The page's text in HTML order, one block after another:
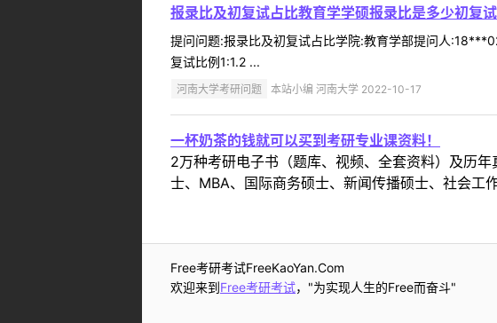
报录比及初复试占比教育学学硕报录比是多少初复
提问问题:报录比及初复试占比学院:教育学部提问人
复试比例1:1.2 ...
河南大学考研问题 本站小编 河南大学 2022-10-17
一杯奶茶的钱就可以买到考研专业课资料！
2万种考研电子书（题库、视频、全套资料）及历
士、MBA、国际商务硕士、新闻传播硕士、社会工
Free考研考试FreeKaoYan.Com
欢迎来到Free考研考试，"为实现人生的Free而奋斗"